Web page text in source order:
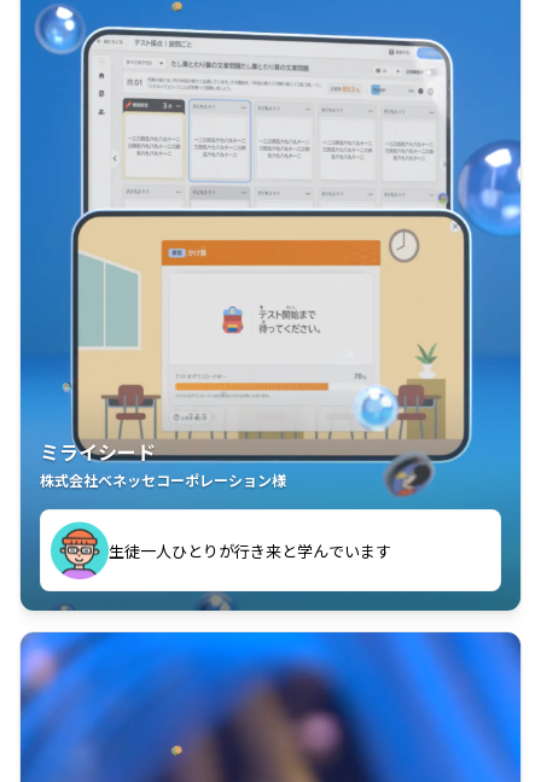
ミライシード
株式会社ベネッセコーポレーション様
生徒一人ひとりが行き来と学んでいます
教室中の児童生徒が「問題が解けてうれしい」「解く
ことが楽しい」を実感しています